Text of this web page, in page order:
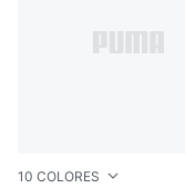
10 COLORES